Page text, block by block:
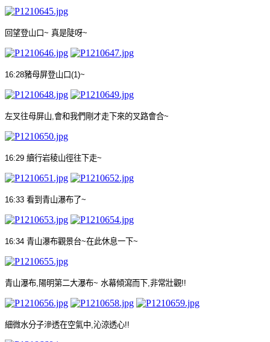
回望登山口~ 真是陡呀~
16:28豬母屏登山口(1)~
左叉往母屏山 會和我們剛才走下來的叉路會合~
16:29 續行岩稜山徑往下走~
16:33 看到青山瀑布了~
16:34 青山瀑布觀景台~在此休息一下~
青山瀑布 陽明第二大瀑布~ 水幕傾瀉而下 非常壯觀!!
細微水分子滲透在空氣中 沁涼透心!!